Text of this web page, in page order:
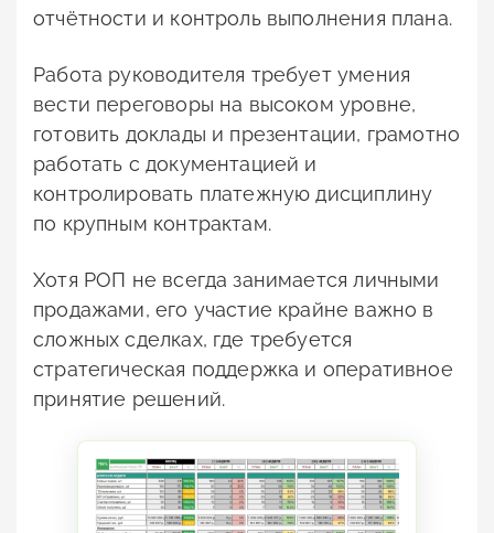
отчётности и контроль выполнения плана.
Работа руководителя требует умения
вести переговоры на высоком уровне,
готовить доклады и презентации, грамотно
работать с документацией и
контролировать платежную дисциплину
по крупным контрактам.
Хотя РОП не всегда занимается личными
продажами, его участие крайне важно в
сложных сделках, где требуется
стратегическая поддержка и оперативное
принятие решений.